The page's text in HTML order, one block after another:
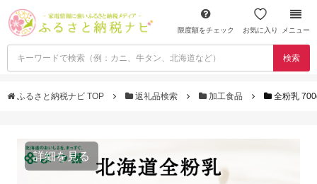
限度額をチェック お気に入り メニュー
検索
ふるさと納税ナビ TOP 返礼品検索 加工食品 全粉乳
詳細を見る